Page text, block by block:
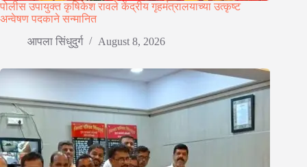
पोलीस उपायुक्त कृषिकेश रावले केंद्रीय गृहमंत्रालयाच्या उत्कृष्ट
अन्वेषण पदकाने सन्मानित
आपला सिंधुदुर्ग
August 8, 2026